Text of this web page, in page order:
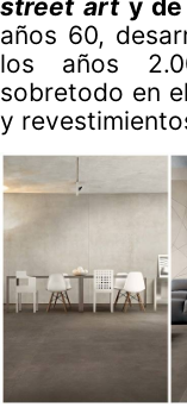
street arty de
años 60,
los años
sobretodo en
y